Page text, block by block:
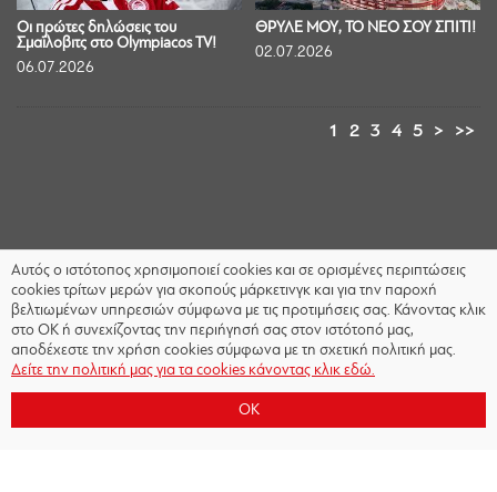
Οι πρώτες δηλώσεις του
Σμαΐλοβιτς στο Olympiacos TV!
06.07.2026
ΘΡΥΛΕ ΜΟΥ, ΤΟ ΝΕΟ ΣΟΥ ΣΠΙΤΙ!
02.07.2026
1 2 3 4 5 > >>
Αυτός ο ιστότοπος χρησιμοποιεί cookies και σε ορισμένες περιπτώσεις
cookies τρίτων μερών για σκοπούς μάρκετινγκ και για την παροχή
βελτιωμένων υπηρεσιών σύμφωνα με τις προτιμήσεις σας. Κάνοντας κλικ
στο OK ή συνεχίζοντας την περιήγησή σας στον ιστότοπό μας,
αποδέχεστε την χρήση cookies σύμφωνα με τη σχετική πολιτική μας.
Δείτε την πολιτική μας για τα cookies κάνοντας κλικ εδώ.
OK